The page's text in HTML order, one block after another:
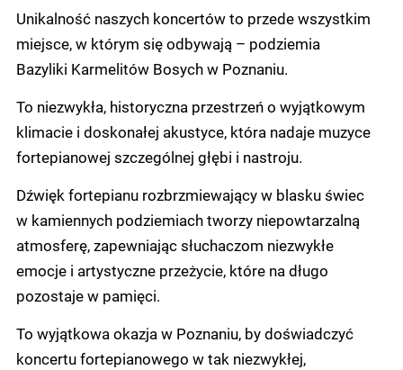
Unikalność naszych koncertów to przede wszystkim
miejsce, w którym się odbywają – podziemia
Bazyliki Karmelitów Bosych w Poznaniu.
To niezwykła, historyczna przestrzeń o wyjątkowym
klimacie i doskonałej akustyce, która nadaje muzyce
fortepianowej szczególnej głębi i nastroju.
Dźwięk fortepianu rozbrzmiewający w blasku świec
w kamiennych podziemiach tworzy niepowtarzalną
atmosferę, zapewniając słuchaczom niezwykłe
emocje i artystyczne przeżycie, które na długo
pozostaje w pamięci.
To wyjątkowa okazja w Poznaniu, by doświadczyć
koncertu fortepianowego w tak niezwykłej,